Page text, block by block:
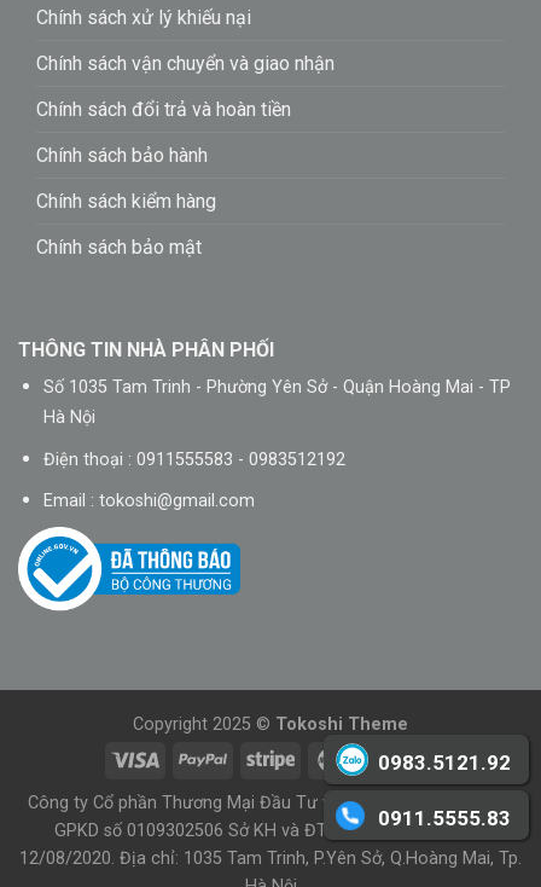
0983.5121.92
0911.5555.83
Chính sách xử lý khiếu nại
Chính sách vận chuyển và giao nhận
Chính sách đổi trả và hoàn tiền
Chính sách bảo hành
Chính sách kiểm hàng
Chính sách bảo mật
THÔNG TIN NHÀ PHÂN PHỐI
Số 1035 Tam Trinh - Phường Yên Sở - Quận Hoàng Mai - TP
Hà Nội
Điện thoại : 0911555583 - 0983512192
Email : tokoshi@gmail.com
Copyright 2025 © Tokoshi Theme
Công ty Cổ phần Thương Mại Đầu Tư và Phát Triển Việt Nhật -
GPKD số 0109302506 Sở KH và ĐT TP Hà Nội cấp ngày
12/08/2020. Địa chỉ: 1035 Tam Trinh, P.Yên Sở, Q.Hoàng Mai, Tp.